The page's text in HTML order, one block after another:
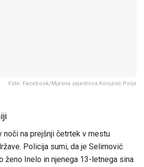
Foto: Facebook/Mjesna zajednica Konjević Polje
noči na prejšnji četrtek v mestu
Policija sumi, da je Selimović
ženo Inelo in njenega 13-letnega sina